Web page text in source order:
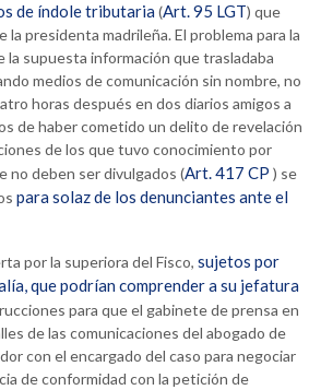
de índole tributaria (Art. 95 LGT) que
la presidenta madrileña. El problema para la
la supuesta información que trasladaba
medios de comunicación sin nombre, no
horas después en dos diarios amigos a
de haber cometido un delito de revelación
de los que tuvo conocimiento por
no deben ser divulgados (Art. 417 CP ) se
para solaz de los denunciantes ante el
por la superiora del Fisco, sujetos por
que podrían comprender a su jefatura
para que el gabinete de prensa en
de las comunicaciones del abogado de
con el encargado del caso para negociar
de conformidad con la petición de